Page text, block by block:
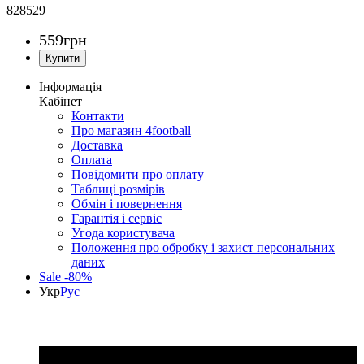
828529
559грн
Інформація
Кабінет
Контакти
Про магазин 4football
Доставка
Оплата
Повідомити про оплату
Таблиці розмірів
Обмін і повернення
Гарантія і сервіс
Угода користувача
Положення про обробку і захист персональних
даних
Sale -80%
УкрРус